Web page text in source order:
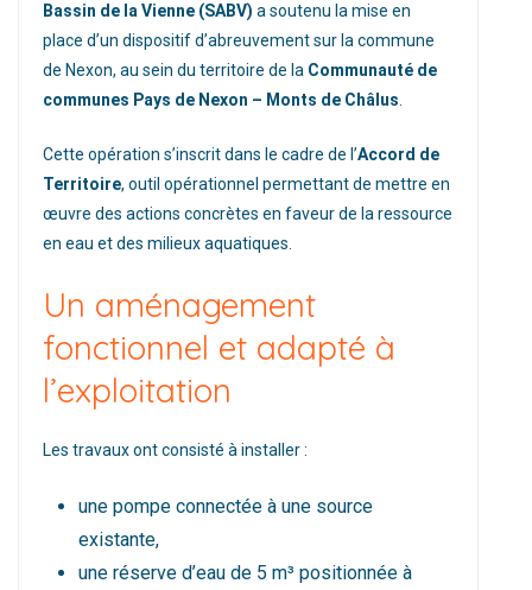
Bassin de la Vienne (SABV) a soutenu la mise en
place d’un dispositif d’abreuvement sur la commune
de Nexon, au sein du territoire de la Communauté de
communes Pays de Nexon – Monts de Châlus.
Cette opération s’inscrit dans le cadre de l’Accord de
Territoire, outil opérationnel permettant de mettre en
œuvre des actions concrètes en faveur de la ressource
en eau et des milieux aquatiques.
Un aménagement
fonctionnel et adapté à
l’exploitation
Les travaux ont consisté à installer :
une pompe connectée à une source
existante,
une réserve d’eau de 5 m³ positionnée à